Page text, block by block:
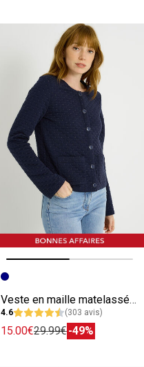
Image précédente
Image suivante
Veste en maille matelassée femme
4.6 (303 avis)
15.00€29.99€-49%